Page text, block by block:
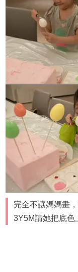
完全不讓媽媽畫
3Y5M請她把底色